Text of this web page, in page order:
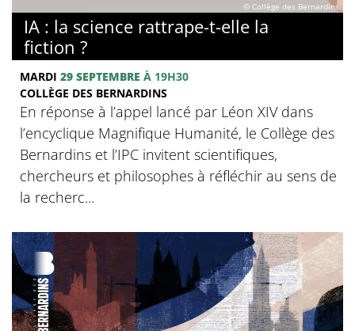
© Collège des Bernardins
IA : la science rattrape-t-elle la
fiction ?
MARDI 29 SEPTEMBRE À 19H30
COLLÈGE DES BERNARDINS
En réponse à l’appel lancé par Léon XIV dans
l’encyclique Magnifique Humanité, le Collège des
Bernardins et l’IPC invitent scientifiques,
chercheurs et philosophes à réfléchir au sens de
la recherc...